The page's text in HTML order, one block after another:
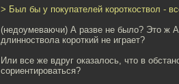
> Был бы у покупателей короткоствол -
(недоумеваючи) А разве не было? Это ж
длинноствола короткий не играет?
Или все же вдруг оказалось, что в
сориентироваться?